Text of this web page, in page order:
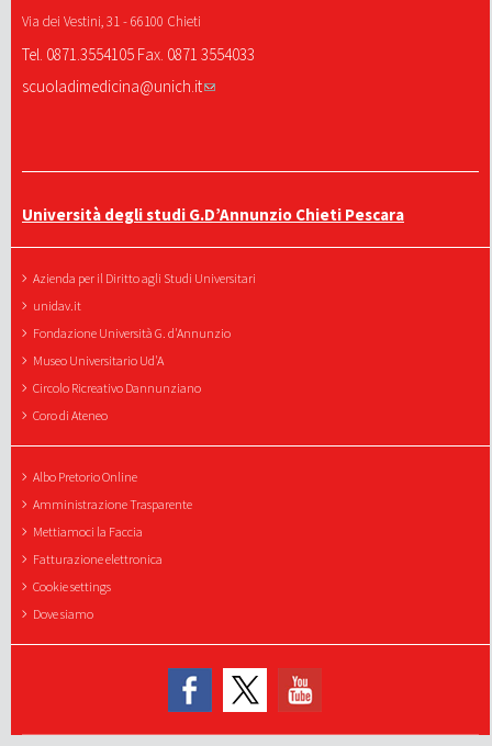
Via dei Vestini, 31 - 66100 Chieti
Tel. 0871.3554105 Fax. 0871 3554033
scuoladimedicina@unich.it
Università degli studi G.D’Annunzio Chieti Pescara
Azienda per il Diritto agli Studi Universitari
unidav.it
Fondazione Università G. d'Annunzio
Museo Universitario Ud'A
Circolo Ricreativo Dannunziano
Coro di Ateneo
Albo Pretorio Online
Amministrazione Trasparente
Mettiamoci la Faccia
Fatturazione elettronica
Cookie settings
Dove siamo